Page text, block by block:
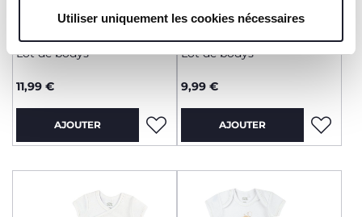
Utiliser uniquement les cookies nécessaires
Lot de bodys
11,99 €
AJOUTER
Lot de bodys
9,99 €
AJOUTER